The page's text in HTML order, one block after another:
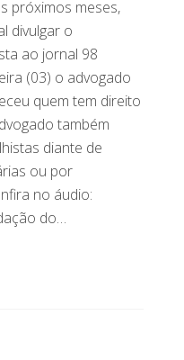
próximos meses,
divulgar o
ao jornal 98
(03) o advogado
quem tem direito
também
diante de
ou por
no áudio:
do…